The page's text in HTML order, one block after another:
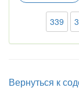
339
Вернуться к